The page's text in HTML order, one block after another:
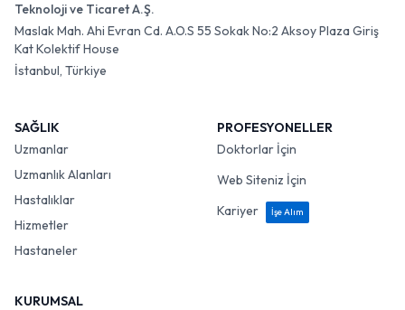
Teknoloji ve Ticaret A.Ş.
Maslak Mah. Ahi Evran Cd. A.O.S 55 Sokak No:2 Aksoy Plaza Giriş
Kat Kolektif House
İstanbul, Türkiye
SAĞLIK
Uzmanlar
Uzmanlık Alanları
Hastalıklar
Hizmetler
Hastaneler
PROFESYONELLER
Doktorlar İçin
Web Siteniz İçin
Kariyer
İşe Alım
KURUMSAL